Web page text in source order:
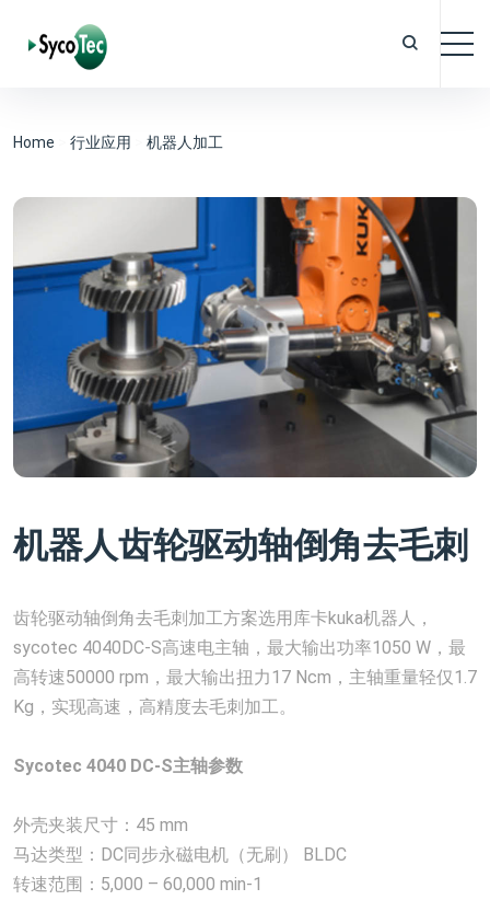
Home 行业应用 机器人加工
机器人齿轮驱动轴倒角去毛刺
齿轮驱动轴倒角去毛刺加工方案选用库卡kuka机器人，
sycotec 4040DC-S高速电主轴，最大输出功率1050 W，最
高转速50000 rpm，最大输出扭力17 Ncm，主轴重量轻仅1.7
Kg，实现高速，高精度去毛刺加工。
Sycotec 4040 DC-S主轴参数
外壳夹装尺寸：45 mm
马达类型：DC同步永磁电机（无刷） BLDC
转速范围：5,000 – 60,000 min-1